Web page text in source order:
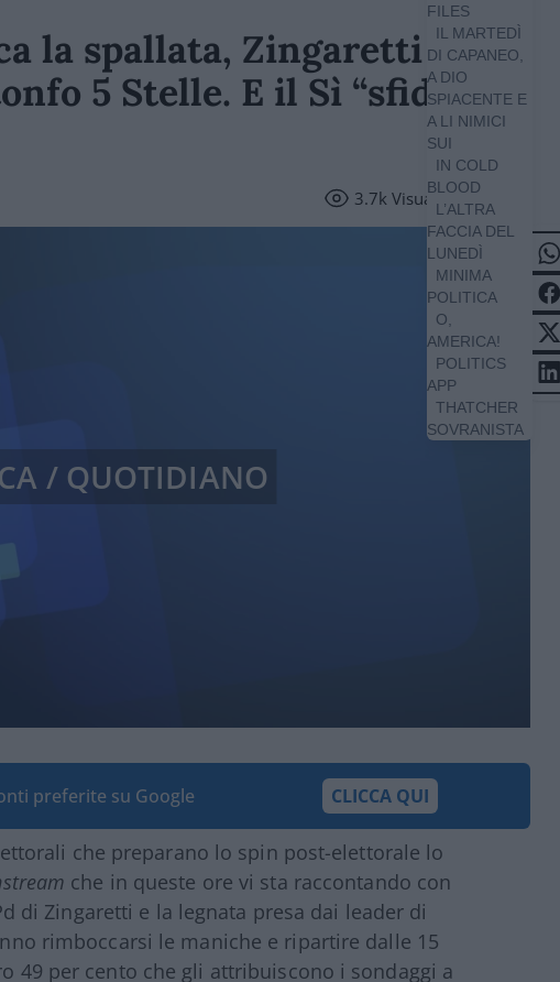
FILES
IL MARTEDÌ
DI CAPANEO,
A DIO
SPIACENTE E
A LI NIMICI
SUI
IN COLD
BLOOD
L’ALTRA
FACCIA DEL
LUNEDÌ
MINIMA
POLITICA
O,
AMERICA!
POLITICS
APP
THATCHER
SOVRANISTA
la spallata, Zingaretti
5 Stelle. E il Sì “sfiducia”
3.7k Visualizzazioni
/ QUOTIDIANO
preferite su Google CLICCA QUI
che preparano lo spin post-elettorale lo
che in queste ore vi sta raccontando con
di Zingaretti e la legnata presa dai leader di
rimboccarsi le maniche e ripartire dalle 15
49 per cento che gli attribuiscono i sondaggi a